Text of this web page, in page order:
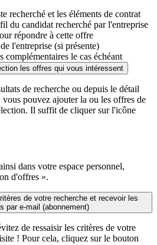
recherché et les éléments de contrat
du candidat recherché par l'entreprise
répondre à cette offre
l'entreprise (si présente)
complémentaires le cas échéant
les offres qui vous intéressent
de recherche ou depuis le détail
pouvez ajouter la ou les offres de
Il suffit de cliquer sur l'icône
dans votre espace personnel,
d'offres ».
de votre recherche et recevoir les
par e-mail (abonnement)
de ressaisir les critères de votre
! Pour cela, cliquez sur le bouton